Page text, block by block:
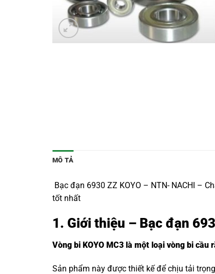
MÔ TẢ
Bạc đạn 6930 ZZ KOYO – NTN- NACHI –
tốt nhất
1. Giới thiệu – Bạc đạn
Vòng bi KOYO MC3 là một loại vòng bi cầu
Sản phẩm này được thiết kế để chịu tải